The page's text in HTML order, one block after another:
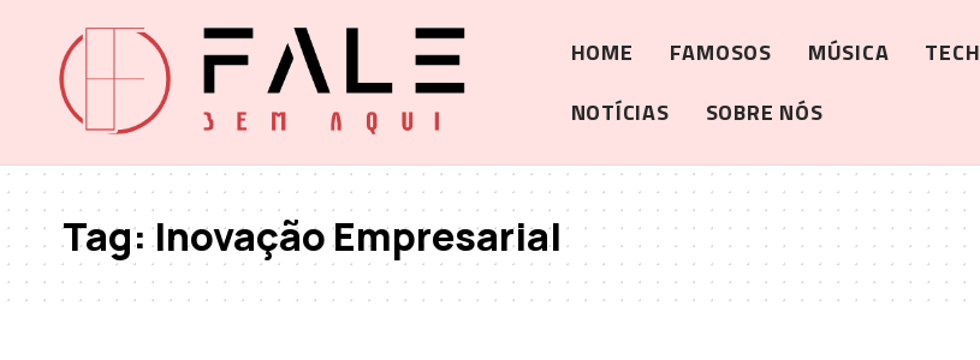
HOME FAMOSOS MÚSICA
TECH
NOTÍCIAS
SOBRE NÓS
Tag:Inovação Empresarial